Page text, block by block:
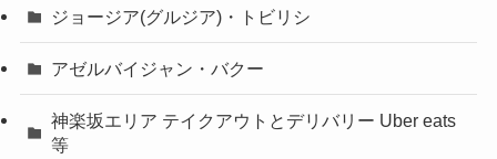
ジョージア(グルジア)・トビリシ
アゼルバイジャン・バクー
神楽坂エリア テイクアウトとデリバリー Uber eats
等